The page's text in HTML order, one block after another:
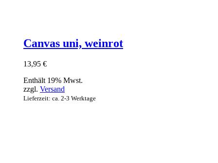
Canvas uni, weinrot
13,95 €
Enthält 19% Mwst.
zzgl. Versand
Lieferzeit: ca. 2-3 Werktage